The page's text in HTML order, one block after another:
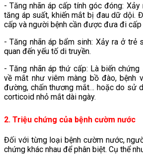
- Tăng nhãn áp cấp tính góc đóng:
tăng áp suất, khiến mắt bị đau dữ dội.
cấp và người bệnh cần được đưa đi cấp
- Tăng nhãn áp bẩm sinh: Xảy ra ở trẻ
quan đến yếu tố di truyền.
- Tăng nhãn áp thứ cấp: Là biến
về mắt như viêm màng bồ đào, bệnh
đường, chấn thương mắt… hoặc do sử
corticoid nhỏ mắt dài ngày.
2. Triệu chứng của bệnh cườm nước
Đối với từng loại bệnh cườm nước,
chứng khác nhau để phân biệt. Cụ thể